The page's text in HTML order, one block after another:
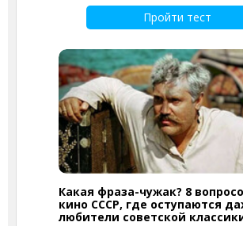
Пройти тест
Какая фраза-чужак? 8
кино СССР, где оступаются
любители советской